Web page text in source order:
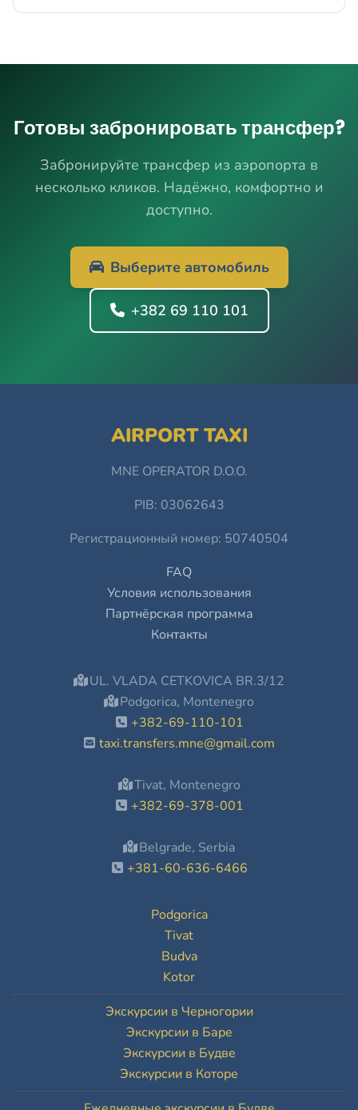
Готовы забронировать трансфер?
Забронируйте трансфер из аэропорта в
несколько кликов. Надёжно, комфортно и
доступно.
Выберите автомобиль
+382 69 110 101
AIRPORT TAXI
MNE OPERATOR D.O.O.
PIB: 03062643
Регистрационный номер: 50740504
FAQ
Условия использования
Партнёрская программа
Контакты
UL. VLADA CETKOVICA BR.3/12
Podgorica, Montenegro
+382-69-110-101
taxi.transfers.mne@gmail.com
Tivat, Montenegro
+382-69-378-001
Belgrade, Serbia
+381-60-636-6466
Podgorica
Tivat
Budva
Kotor
Экскурсии в Черногории
Экскурсии в Баре
Экскурсии в Будве
Экскурсии в Которе